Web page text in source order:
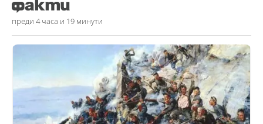
преди 4 часа и 19 минути